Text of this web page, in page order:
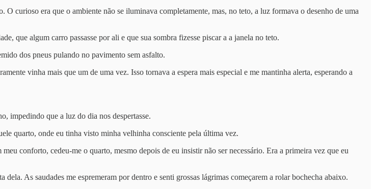
curioso era que o ambiente não se iluminava completamente, mas, no teto, a luz formava o desenho de uma
que algum carro passasse por ali e que sua sombra fizesse piscar a a janela no teto.
dos pneus pulando no pavimento sem asfalto.
vinha mais que um de uma vez. Isso tornava a espera mais especial e me mantinha alerta, esperando a
impedindo que a luz do dia nos despertasse.
quarto, onde eu tinha visto minha velhinha consciente pela última vez.
conforto, cedeu-me o quarto, mesmo depois de eu insistir não ser necessário. Era a primeira vez que eu
As saudades me espremeram por dentro e senti grossas lágrimas começarem a rolar bochecha abaixo.